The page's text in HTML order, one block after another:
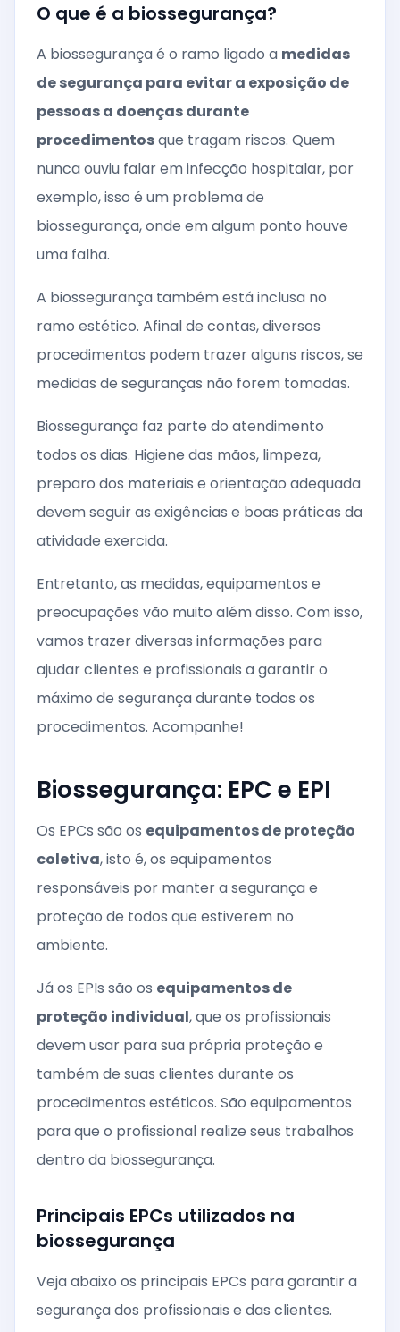
O que é a biossegurança?
A biossegurança é o ramo ligado a medidas
de segurança para evitar a exposição de
pessoas a doenças durante
procedimentosque tragam riscos. Quem
nunca ouviu falar em infecção hospitalar, por
exemplo, isso é um problema de
biossegurança, onde em algum ponto houve
uma falha.
A biossegurança também está inclusa no
ramo estético. Afinal de contas, diversos
procedimentos podem trazer alguns riscos, se
medidas de seguranças não forem tomadas.
Biossegurança faz parte do atendimento
todos os dias. Higiene das mãos, limpeza,
preparo dos materiais e orientação adequada
devem seguir as exigências e boas práticas da
atividade exercida.
Entretanto, as medidas, equipamentos e
preocupações vão muito além disso. Com isso,
vamos trazer diversas informações para
ajudar clientes e profissionais a garantir o
máximo de segurança durante todos os
procedimentos. Acompanhe!
Biossegurança: EPC e EPI
Os EPCs são os equipamentos de proteção
coletiva, isto é, os equipamentos
responsáveis por manter a segurança e
proteção de todos que estiverem no
ambiente.
Já os EPIs são os equipamentos de
proteção individual, que os profissionais
devem usar para sua própria proteção e
também de suas clientes durante os
procedimentos estéticos. São equipamentos
para que o profissional realize seus trabalhos
dentro da biossegurança.
Principais EPCs utilizados na
biossegurança
Veja abaixo os principais EPCs para garantir a
segurança dos profissionais e das clientes.